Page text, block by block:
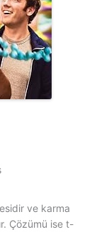
ve karma
Çözümü ise t-